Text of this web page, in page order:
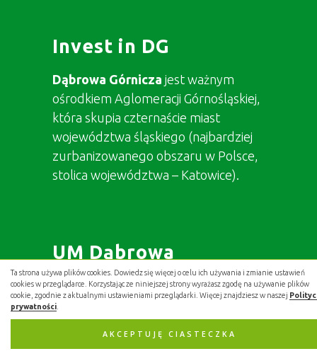
Ta strona używa plików cookies. Dowiedz się więcej o celu ich używania i zmianie ustawień
cookies w przeglądarce. Korzystając ze niniejszej strony wyrażasz zgodę na używanie plików
cookie, zgodnie z aktualnymi ustawieniami przeglądarki. Więcej znajdziesz w naszej
prywatności
AKCEPTUJĘ CIASTECZKA
Invest in DG
Dąbrowa Górnicza jest ważnym
ośrodkiem Aglomeracji Górnośląskiej,
która skupia czternaście miast
województwa śląskiego (najbardziej
zurbanizowanego obszaru w Polsce,
stolica województwa – Katowice).
UM Dąbrowa
Górnicza
Graniczna
21, 41-